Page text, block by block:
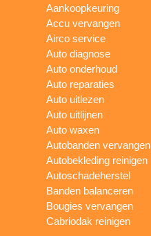
Aankoopkeuring
Accu vervangen
Airco service
Auto diagnose
Auto onderhoud
Auto reparaties
Auto uitlezen
Auto uitlijnen
Auto waxen
Autobanden vervangen
Autobekleding reinigen
Autoschadeherstel
Banden balanceren
Bougies vervangen
Cabriodak reinigen